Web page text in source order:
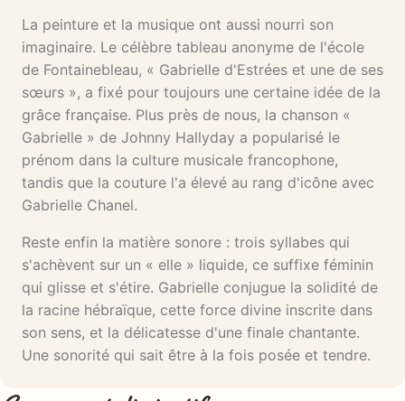
La peinture et la musique ont aussi nourri son
imaginaire. Le célèbre tableau anonyme de l'école
de Fontainebleau, « Gabrielle d'Estrées et une de ses
sœurs », a fixé pour toujours une certaine idée de la
grâce française. Plus près de nous, la chanson «
Gabrielle » de Johnny Hallyday a popularisé le
prénom dans la culture musicale francophone,
tandis que la couture l'a élevé au rang d'icône avec
Gabrielle Chanel.
Reste enfin la matière sonore : trois syllabes qui
s'achèvent sur un « elle » liquide, ce suffixe féminin
qui glisse et s'étire. Gabrielle conjugue la solidité de
la racine hébraïque, cette force divine inscrite dans
son sens, et la délicatesse d'une finale chantante.
Une sonorité qui sait être à la fois posée et tendre.